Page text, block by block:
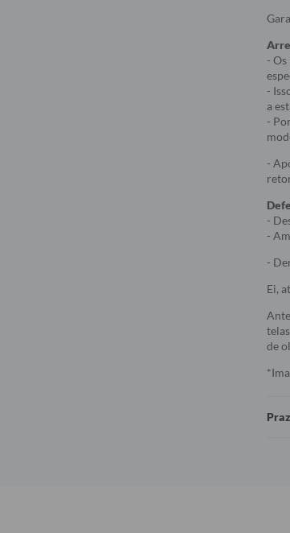
- Os
-
a
-
-
-
-
-
Ei,
de